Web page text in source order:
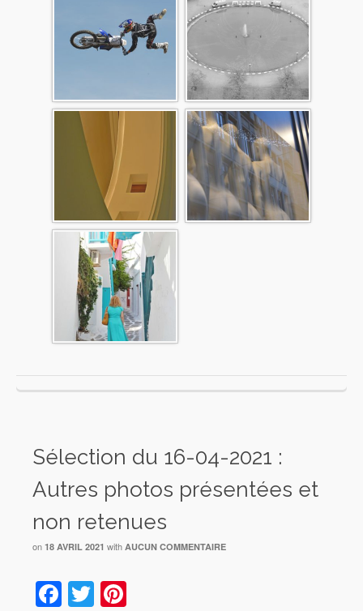
Sélection du 16-04-2021 :
Autres photos présentées et
non retenues
on 18 AVRIL 2021 with AUCUN COMMENTAIRE
Facebook
Twitter